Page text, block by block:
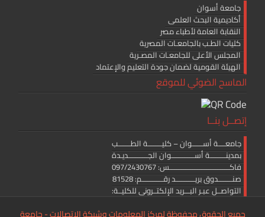
جامعة أسوان
أكاديمية البحث العلمى
النقابة العامة لأطباء مصر
كليات الطـب بالجامعـات المصرية
المجلس الأعلى للجامعـات المصـرية
الهيئة القومية لضمان جودة التعليم والإعتماد
الماسح الضوئي للموقع
إتصــل بنــا
جامعــــة أســــــوان – كليــــــــة الطـــــــب
بمدينـــــــــة أســـــــــــــوان الجـــــــــــديـدة
فاكــــــــــــــــــــــــــــــــــس: 097/2430767
صنــــــــدوق بريـــــــــــد رقــــــــــــم: 81528
التواصــل عبـر البـــريد الإلكتــرونى للكليــة: